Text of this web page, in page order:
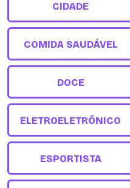
CIDADE
COMIDA SAUDÁVEL
DOCE
ELETROELETRÔNICO
ESPORTISTA